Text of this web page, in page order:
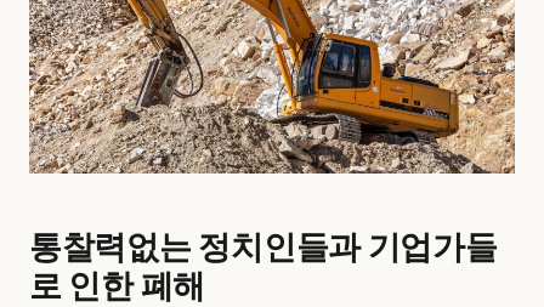
통찰력없는 정치인들과 기업가들
로 인한 폐해